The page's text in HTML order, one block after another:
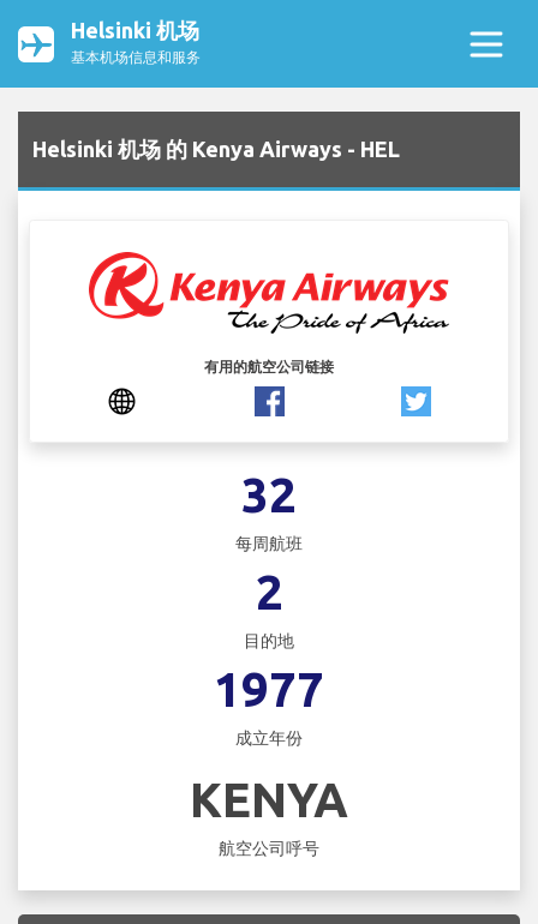
Helsinki 机场
基本机场信息和服务
Helsinki 机场 的 Kenya Airways - HEL
有用的航空公司链接
32
每周航班
2
目的地
1977
成立年份
KENYA
航空公司呼号